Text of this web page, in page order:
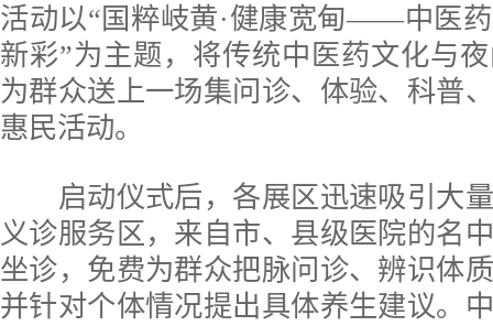
活动以“国粹岐黄·健康宽甸——中医
新彩”为主题，将传统中医药文化与
为群众送上一场集问诊、体验、科普
惠民活动。
启动仪式后，各展区迅速吸引大量
义诊服务区，来自市、县级医院的名
坐诊，免费为群众把脉问诊、辨识体
并针对个体情况提出具体养生建议。